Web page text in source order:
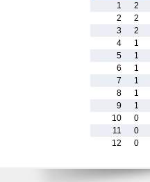
1
2
2
2
3
2
4
1
5
1
6
1
7
1
8
1
9
1
10
0
11
0
12
0